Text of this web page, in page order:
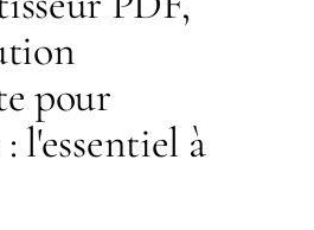
pour
l'essentiel à